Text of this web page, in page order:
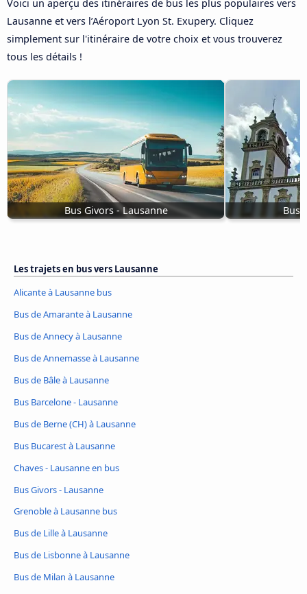
Voici un aperçu des itinéraires de bus les plus populaires vers
Lausanne et vers l’Aéroport Lyon St. Exupery. Cliquez
simplement sur l'itinéraire de votre choix et vous trouverez
tous les détails !
Bus Givors - Lausanne Bus
Les trajets en bus vers Lausanne
Alicante à Lausanne bus
Bus de Amarante à Lausanne
Bus de Annecy à Lausanne
Bus de Annemasse à Lausanne
Bus de Bâle à Lausanne
Bus Barcelone - Lausanne
Bus de Berne (CH) à Lausanne
Bus Bucarest à Lausanne
Chaves - Lausanne en bus
Bus Givors - Lausanne
Grenoble à Lausanne bus
Bus de Lille à Lausanne
Bus de Lisbonne à Lausanne
Bus de Milan à Lausanne